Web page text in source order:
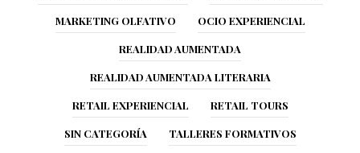
MARKETING OLFATIVO OCIO EXPERIENCIAL
REALIDAD AUMENTADA
REALIDAD AUMENTADA LITERARIA
RETAIL EXPERIENCIAL RETAIL TOURS
SIN CATEGORÍA TALLERES FORMATIVOS